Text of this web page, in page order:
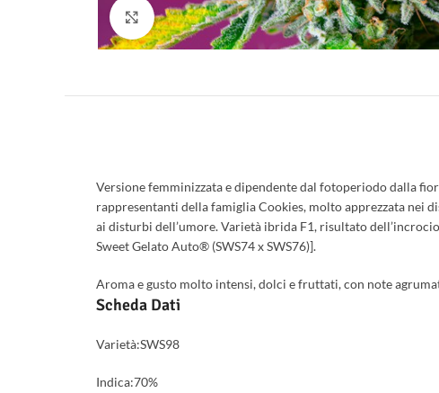
Clicca per ingrandire
Versione femminizzata e dipendente dal fotoperiodo dalla
rappresentanti della famiglia Cookies, molto apprezzata nei
ai disturbi dell’umore. Varietà ibrida F1, risultato
Sweet Gelato Auto® (SWS74 x SWS76)].
Aroma e gusto molto intensi, dolci e fruttati, con note
Scheda Dati
Varietà:SWS98
Indica:70%